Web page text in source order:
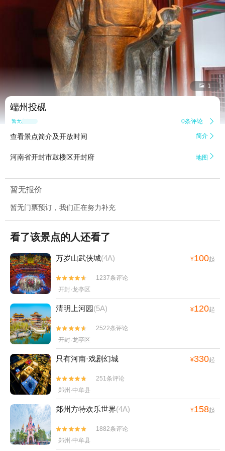
 1
端州投砚
暂无点评 0条评论 
查看景点简介及开放时间 简介 
河南省开封市鼓楼区开封府 地图 
暂无报价
暂无门票预订，我们正在努力补充
看了该景点的人还看了
万岁山武侠城(4A) ¥100起


1237条评论
开封·龙亭区
清明上河园(5A) ¥120起


2522条评论
开封·龙亭区
只有河南·戏剧幻城 ¥330起


251条评论
郑州·中牟县
郑州方特欢乐世界(4A) ¥158起


1882条评论
郑州·中牟县